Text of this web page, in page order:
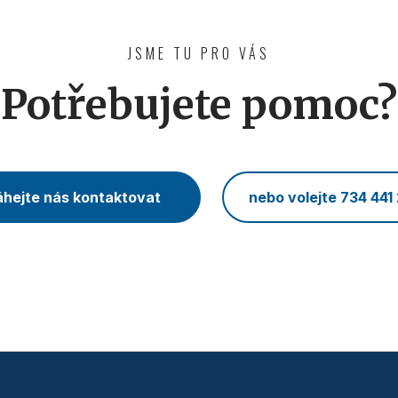
JSME TU PRO VÁS
Potřebujete pomoc?
nás kontaktovat nebo volejte 734 441